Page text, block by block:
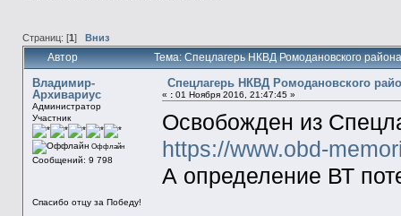
Страниц: [1 ] Вниз
Автор Тема: Спецлагерь НКВД Ромодановского
Владимир-
Архивариус
Администратор
Участник
Оффлайн
Сообщений: 9 798
Спасибо отцу за Победу!
Спецлагерь НКВД Ромодановского
« :01 Ноября 2016, 21:47:45 »
Освобожден из
https://www.obd-
А определение ВТ